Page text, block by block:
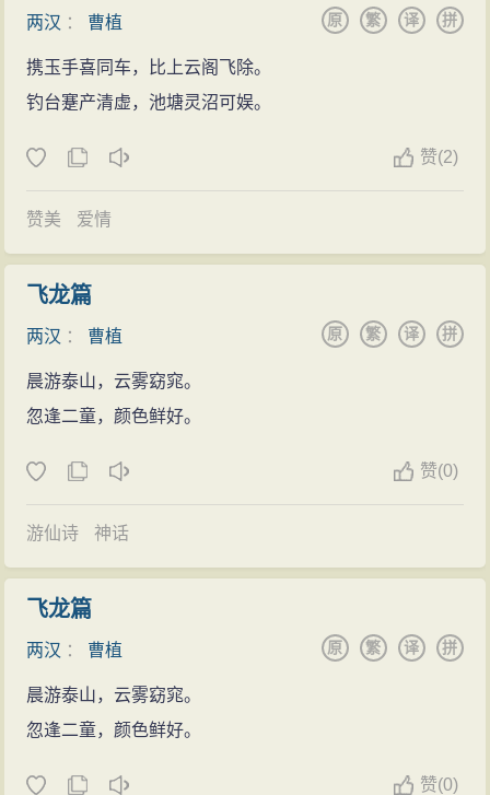
建安十九年（214年），曹植改封临淄侯。这一年，
曹操东征孙权，令曹植留守邺城，告诫他：“当年我担任
顿邱令的时候二十三岁，回想起那时候的所作所为，至
都来辅佐他。曹操有些犹疑，好几次几乎要立曹植为太
不注意修饰约束自己，饮起酒来毫无节制，做出几件让
尤其是在建安二十二年（217年），他在曹操外出期
间，借着酒兴私自坐着王室的车马，擅开王宫大门司马
门，在只有帝王举行典礼才能行走的禁道上纵情驰骋，
一直游乐到金门，他早把曹操的法令忘到九霄云外去
重对诸侯的法规禁令，曹植也因此事而日渐失去曹操的
告别了昂扬奋发的人生阶段，陷入难以自拔的苦闷和浓
建安二十四年（219年），曹仁为关羽所围困，曹操
让曹植担任南中郎将，行征虏将军，带兵解救曹仁。命
令发布后，曹植却喝得酩酊大醉不能受命，于是曹操后
悔，不再重用他。
两汉 ： 曹植 拼
译
繁
原
携玉手喜同车，比上云阁飞除。
钓台蹇产清虚，池塘灵沼可娱。
赞(2)
赞美 爱情
飞龙篇
两汉 ： 曹植 拼
译
繁
原
晨游泰山，云雾窈窕。
忽逢二童，颜色鲜好。
赞(0)
游仙诗 神话
飞龙篇
两汉 ： 曹植 拼
译
繁
原
晨游泰山，云雾窈窕。
忽逢二童，颜色鲜好。
赞(0)